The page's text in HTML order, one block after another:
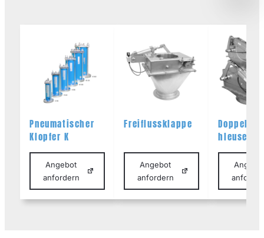
Pneumatischer
Klopfer K
Angebot
anfordern
Freiflussklappe
Angebot
anfordern
hleuse